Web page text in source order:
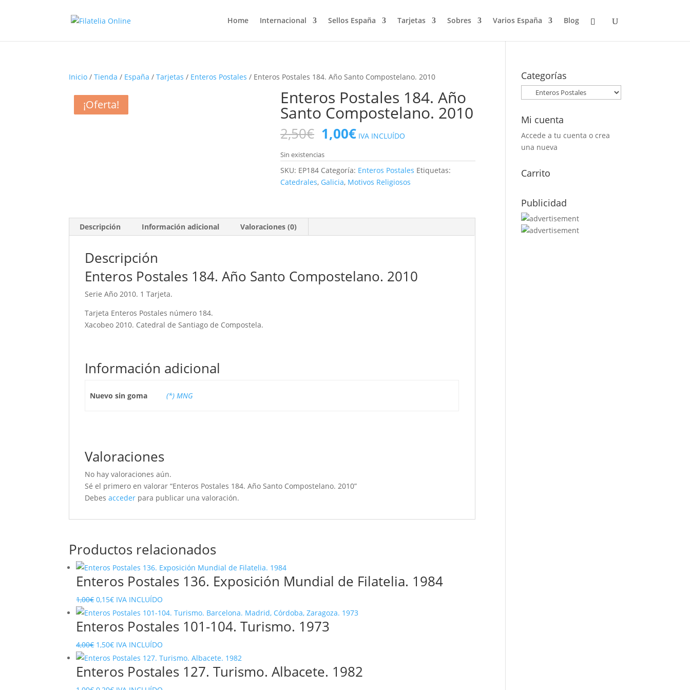
Home Internacional Sellos España Tarjetas Sobres Varios España Blog
Inicio /Tienda / España /Tarjetas / Enteros Postales / Enteros Postales 184. Año Santo Compostelano. 2010
¡Oferta! Enteros Postales 184. Año
Santo Compostelano. 2010
2,50€ El
precio
original
era:
2,50€.
1,00€El
precio
actual
es:
1,00€.
IVA INCLUÍDO
Sin existencias
SKU: EP184 Categoría: Enteros Postales Etiquetas:
Catedrales, Galicia, Motivos Religiosos
Descripción Información adicional Valoraciones (0)
Descripción
Enteros Postales 184. Año Santo Compostelano. 2010
Serie Año 2010. 1 Tarjeta.
Tarjeta Enteros Postales número 184.
Xacobeo 2010. Catedral de Santiago de Compostela.
Información adicional
Nuevo sin goma (*) MNG
Valoraciones
No hay valoraciones aún.
Sé el primero en valorar “Enteros Postales 184. Año Santo Compostelano. 2010”
Debesacceder para publicar una valoración.
Productos relacionados
¡Oferta!
Enteros Postales 136. Exposición Mundial de Filatelia. 1984
1,00€El
precio
original
0,15€El
precio
actual
IVA INCLUÍDO
¡Oferta!
Enteros Postales 101-104. Turismo. 1973
4,00€ El
precio
original
1,50€El
precio
actual
IVA INCLUÍDO
¡Oferta!
Enteros Postales 127. Turismo. Albacete. 1982
Categorías
Mi cuenta
Accede a tu cuenta o crea
una nueva
Carrito
Publicidad